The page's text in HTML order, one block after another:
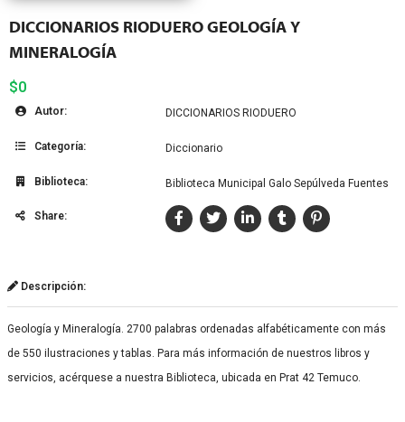
DICCIONARIOS RIODUERO GEOLOGÍA Y
MINERALOGÍA
$0
Autor: DICCIONARIOS RIODUERO
Categoría: Diccionario
Biblioteca: Biblioteca Municipal Galo Sepúlveda Fuentes
Share:
Descripción:
Geología y Mineralogía. 2700 palabras ordenadas alfabéticamente con más
de 550 ilustraciones y tablas. Para más información de nuestros libros y
servicios, acérquese a nuestra Biblioteca, ubicada en Prat 42 Temuco.